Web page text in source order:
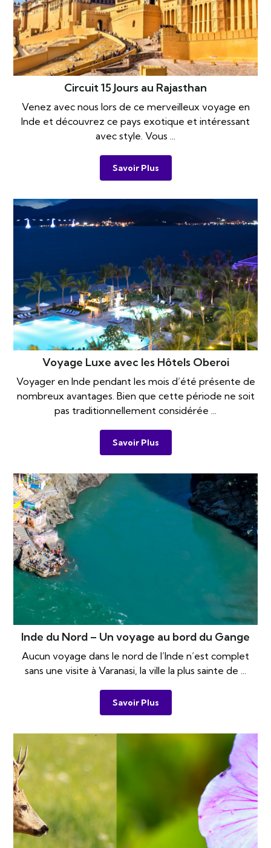
Circuit 15 Jours au Rajasthan
Venez avec nous lors de ce merveilleux voyage en
Inde et découvrez ce pays exotique et intéressant
avec style. Vous ...
Savoir Plus
Voyage Luxe avec les Hôtels Oberoi
Voyager en Inde pendant les mois d’été présente de
nombreux avantages. Bien que cette période ne soit
pas traditionnellement considérée ...
Savoir Plus
Inde du Nord – Un voyage au bord du Gange
Aucun voyage dans le nord de l’Inde n’est complet
sans une visite à Varanasi, la ville la plus sainte de ...
Savoir Plus